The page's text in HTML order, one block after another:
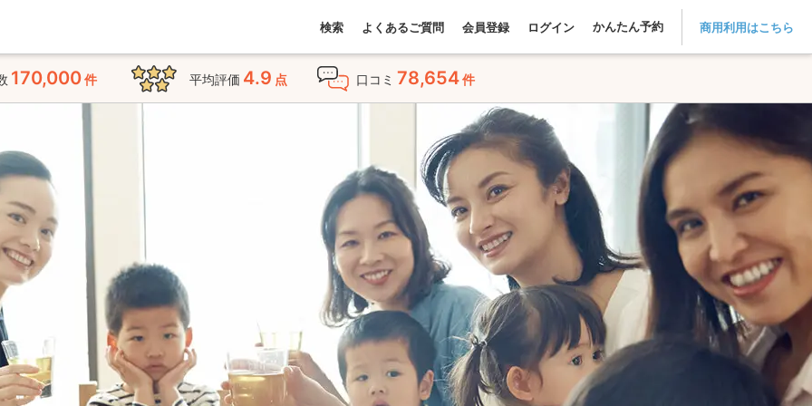
検索 よくあるご質問 会員登録 ログイン かんたん予約 商用利用はこちら
170,000件 平均評価 4.9 点 口コミ 78,654件